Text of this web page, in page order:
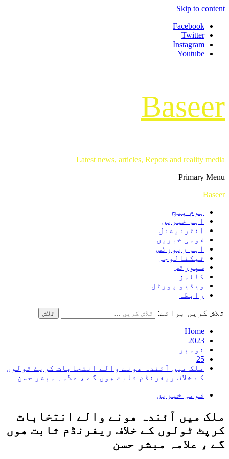
Skip to content
Facebook
Twitter
Instagram
Youtube
Baseer
Latest news, articles, Repots and reality media
Primary Menu
Baseer
ہوم پیج
اہم خبریں
انٹرنیشنل
قومی خبریں
اہم رپورٹس
ٹیکنالوجی
سپورٹس
کالمز
ویڈیو پورٹل
رابطہ
تلاش کریں برائے:
Home
2023
نومبر
25
ملک میں آئندہ ھونے والے انتخابات کرپٹ ٹولوں
کے خلاف ریفرنڈم ثابت ھوں گے ، علامہ مبشر حسن
قومی خبریں
ملک میں آئندہ ھونے والے انتخابات
کرپٹ ٹولوں کے خلاف ریفرنڈم ثابت ھوں
گے ، علامہ مبشر حسن